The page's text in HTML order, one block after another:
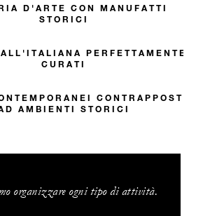
D'ARTE CON MANUFATTI
STORICI
PERFETTAMENTE
CURATI
CONTRAPPOSTI
AMBIENTI STORICI
organizzare ogni tipo di attività.